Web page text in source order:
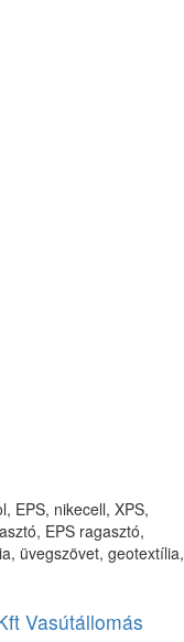
EPS, nikecell, XPS,
EPS ragasztó,
üvegszövet, geotextília,
Vasútállomás